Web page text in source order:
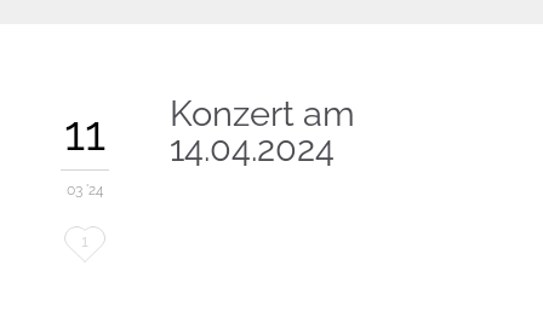
11
03 '24
Love
1
Konzert am
14.04.2024